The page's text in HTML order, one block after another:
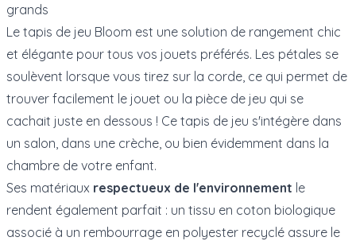
grands
Le tapis de jeu Bloom est une solution de rangement chic
et élégante pour tous vos jouets préférés. Les pétales se
soulèvent lorsque vous tirez sur la corde, ce qui permet de
trouver facilement le jouet ou la pièce de jeu qui se
cachait juste en dessous ! Ce tapis de jeu s'intégère dans
un salon, dans une crèche, ou bien évidemment dans la
chambre de votre enfant.
Ses matériaux respectueux de l'environnement le
rendent également parfait : un tissu en coton biologique
associé à un rembourrage en polyester recyclé assure le